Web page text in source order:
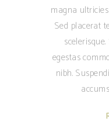
magna
Sed placerat
egestas
nibh.